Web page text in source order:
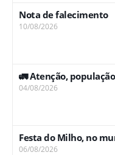
Nota de falecimento
10/08/2026
🚛 Atenção,
04/08/2026
Festa do Milho, no
06/08/2026